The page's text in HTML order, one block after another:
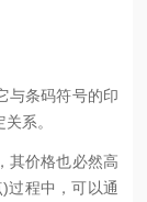
条码符号的印
系。
价格也必然高
过程中，可以通